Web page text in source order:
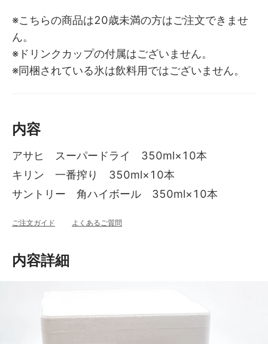
※こちらの商品は20歳未満の方はご注文できませ
ん。
※ドリンクカップの付属はございません。
※同梱されている氷は飲料用ではございません。
内容
アサヒ スーパードライ 350ml×10本
キリン 一番搾り 350ml×10本
サントリー 角ハイボール 350ml×10本
ご注文ガイド よくあるご質問
内容詳細